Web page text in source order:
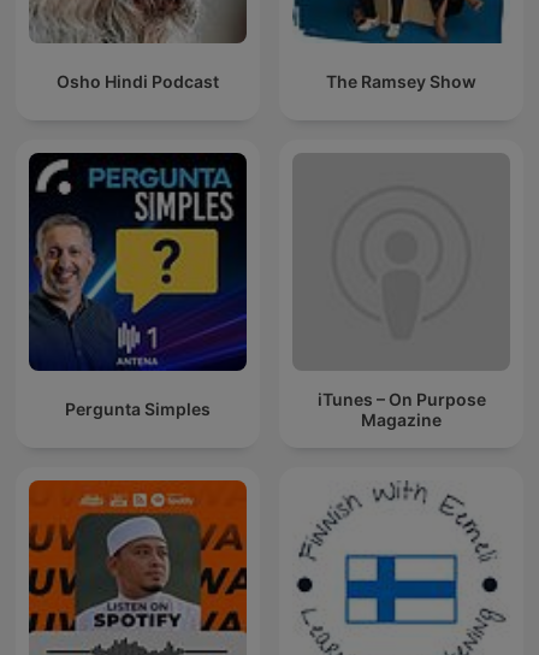
Osho Hindi Podcast The Ramsey Show
Pergunta Simples
iTunes – On Purpose
Magazine